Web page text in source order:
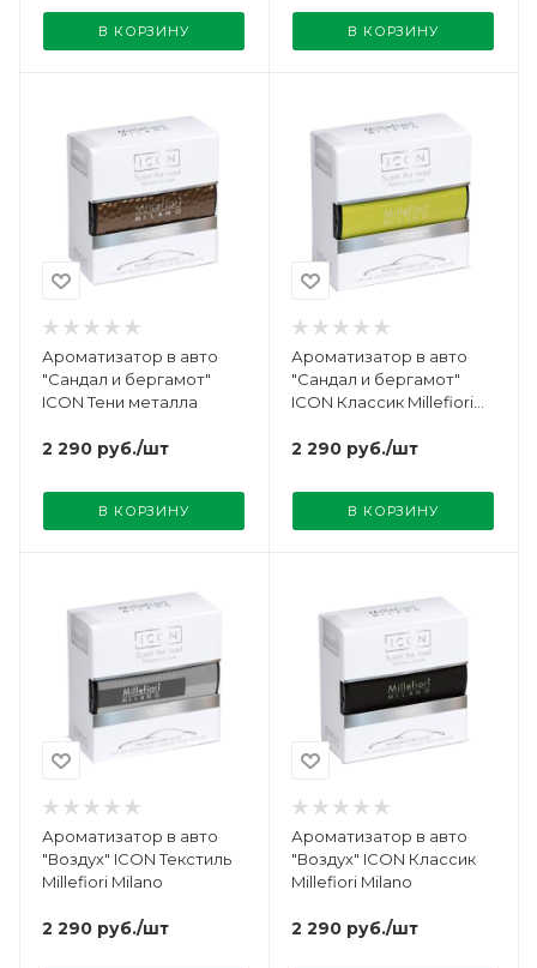
В КОРЗИНУ В КОРЗИНУ
Ароматизатор в авто
"Сандал и бергамот"
ICON Тени металла
2 290 руб./шт
В КОРЗИНУ
Ароматизатор в авто
"Сандал и бергамот"
ICON Классик Millefiori
2 290 руб./шт
В КОРЗИНУ
Ароматизатор в авто
"Воздух" ICON Текстиль
Millefiori Milano
2 290 руб./шт
Ароматизатор в авто
"Воздух" ICON Классик
Millefiori Milano
2 290 руб./шт